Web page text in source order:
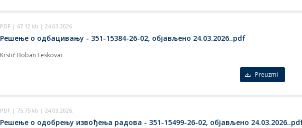
PDF | 67.12 kb | 24.03.2026.
Решење о одбацивању - 351-15384-26-02, објављено 24.03.2026..pdf
Krstić Boban Leskovac
Preuzmi
PDF | 75.75 kb | 24.03.2026.
Решење о одобрењу извођења радова - 351-15499-26-02, објављено